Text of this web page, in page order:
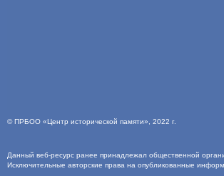
©ПРБОО «Центр исторической памяти» , 2022 г.
Данный веб-ресурс ранее принадлежал общественной
Исключительные авторские права на опубликованные